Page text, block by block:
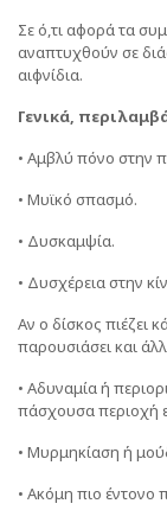
Σε ό,τι αφορά τα
αναπτυχθούν σε
αιφνίδια.
Γενικά,
• Αμβλύ πόνο στην
• Μυϊκό σπασμό.
• Δυσκαμψία.
• Δυσχέρεια στην
Αν ο δίσκος πιέζει
παρουσιάσει και
• Αδυναμία ή
πάσχουσα περιοχή
• Μυρμηκίαση ή
• Ακόμη πιο έντονο